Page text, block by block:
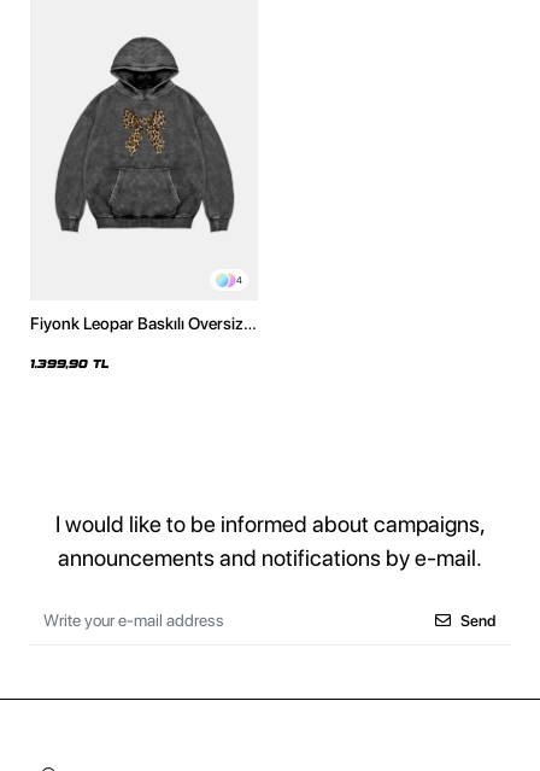
4
Fiyonk Leopar Baskılı Oversize
Siyah Hoodie
1.399,90 TL
I would like to be informed about campaigns,
announcements and notifications by e-mail.
Send